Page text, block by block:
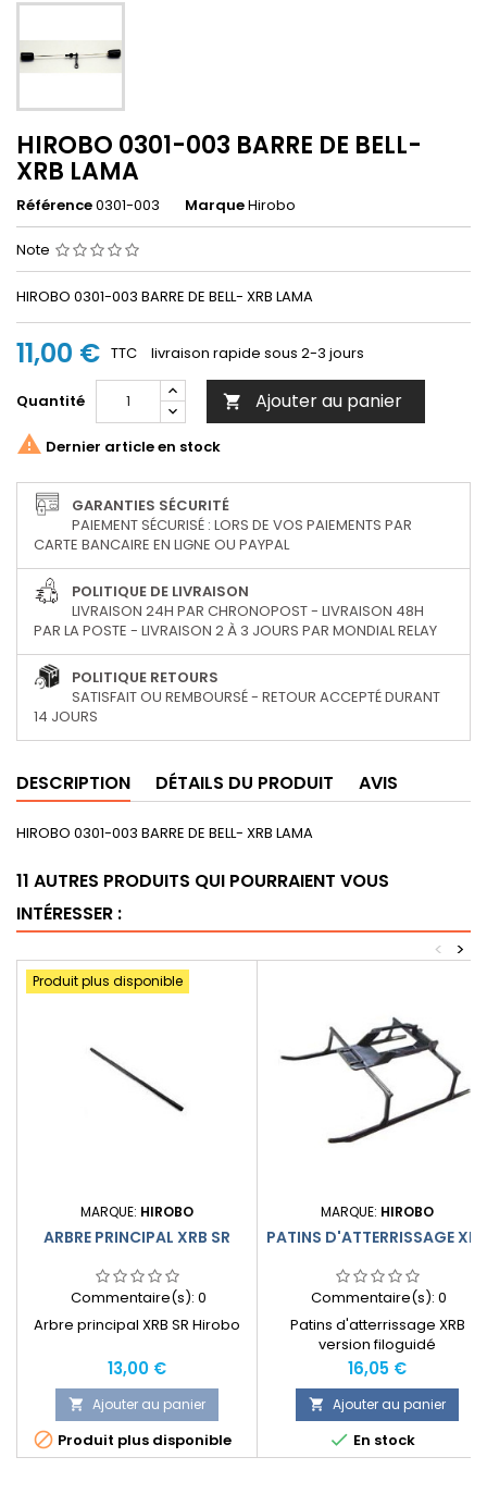
HIROBO 0301-003 BARRE DE BELL-
XRB LAMA
Référence0301-003 MarqueHirobo
Note
HIROBO 0301-003 BARRE DE BELL- XRB LAMA
11,00 € TTC livraison rapide sous 2-3 jours
Quantité  Ajouter au panier
 Dernier article en stock
GARANTIES SÉCURITÉ
PAIEMENT SÉCURISÉ : LORS DE VOS PAIEMENTS PAR
CARTE BANCAIRE EN LIGNE OU PAYPAL
POLITIQUE DE LIVRAISON
LIVRAISON 24H PAR CHRONOPOST - LIVRAISON 48H
PAR LA POSTE - LIVRAISON 2 À 3 JOURS PAR MONDIAL RELAY
POLITIQUE RETOURS
SATISFAIT OU REMBOURSÉ - RETOUR ACCEPTÉ DURANT
14 JOURS
DESCRIPTION DÉTAILS DU PRODUIT AVIS
HIROBO 0301-003 BARRE DE BELL- XRB LAMA
11 AUTRES PRODUITS QUI POURRAIENT VOUS
INTÉRESSER :
>
<
Produit plus disponible
MARQUE: HIROBO
ARBRE PRINCIPAL XRB SR
Commentaire(s): 0
Arbre principal XRB SR Hirobo
Prix
13,00 €
 Ajouter au panier
 Produit plus disponible
MARQUE: HIROBO
PATINS D'ATTERRISSAGE XRB
Commentaire(s): 0
Patins d'atterrissage XRB
version filoguidé
Prix
16,05 €
 Ajouter au panier
 En stock